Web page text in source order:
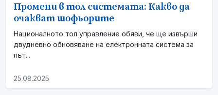
Промени в тол системата: Какво да
очакват шофьорите
Националното тол управление обяви, че ще извърши
двудневно обновяване на електронната система за
път...
25.08.2025